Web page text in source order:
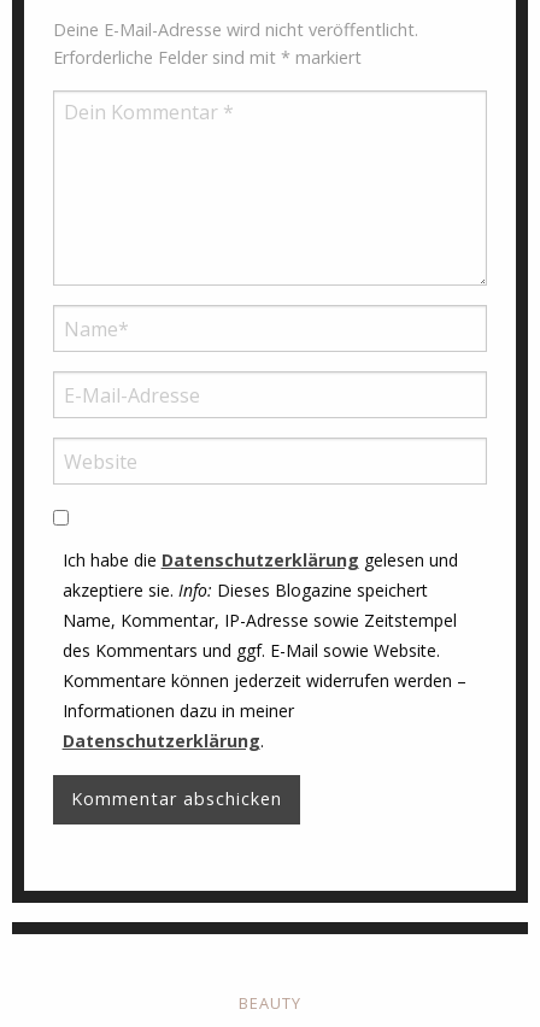
Deine E-Mail-Adresse wird nicht veröffentlicht.
Erforderliche Felder sind mit * markiert
Ich habe die Datenschutzerklärung gelesen und
akzeptiere sie. Info: Dieses Blogazine speichert
Name, Kommentar, IP-Adresse sowie Zeitstempel
des Kommentars und ggf. E-Mail sowie Website.
Kommentare können jederzeit widerrufen werden –
Informationen dazu in meiner
Datenschutzerklärung.
BEAUTY